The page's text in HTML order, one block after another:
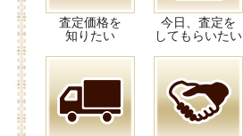
査定価格を
知りたい
今日、査定を
してもらいたい